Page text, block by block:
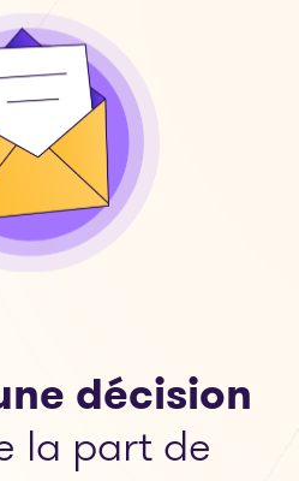
décision
la part de